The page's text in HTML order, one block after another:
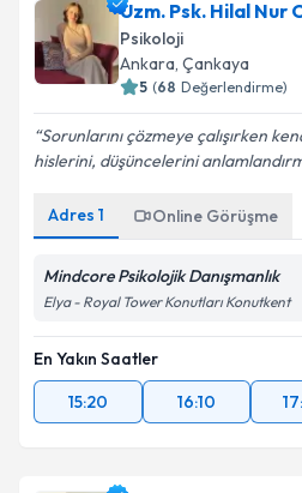
Uzm. Psk. Hilal Nur
Psikoloji
Ankara, Çankaya
5 (68 Değerlendirme)
Sorunlarını çözmeye çalışırken
hislerini, düşüncelerini
Adres 1 Online Görüşme
Mindcore Psikolojik Danışmanlık
Elya - Royal Tower Konutları Konutkent
En Yakın Saatler
15:20
16:10